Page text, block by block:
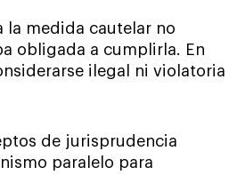
la medida cautelar no
obligada a cumplirla. En
ilegal ni violatoria
de jurisprudencia
paralelo para